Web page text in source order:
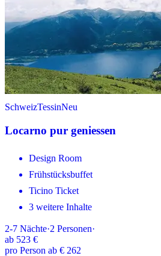
SchweizTessinNeu
Locarno pur geniessen
Design Room
Frühstücksbuffet
Ticino Ticket
3 weitere Inhalte
2-7 Nächte·2 Personen·
ab 523 €
pro Person ab € 262